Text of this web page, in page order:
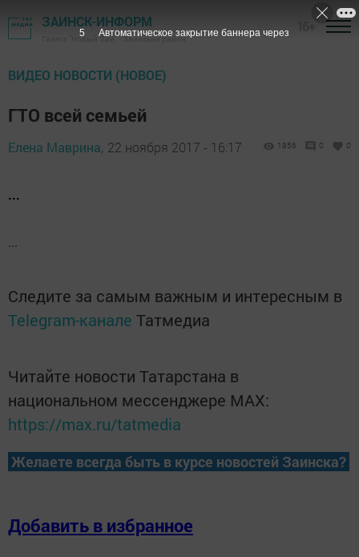
ЗАИНСК-ИНФОРМ
Газета "Новый Зай" - Заинский район
ВИДЕО НОВОСТИ (НОВОЕ)
ГТО всей семьей
Елена Маврина, 22 ноября 2017 - 16:17 1856 0 0
...
...
Следите за самым важным и интересным в
Telegram-канале Татмедиа
Читайте новости Татарстана в
национальном мессенджере MАХ:
https://max.ru/tatmedia
Желаете всегда быть в курсе новостей Заинска?
Добавить в избранное
5 Автоматическое закрытие баннера через